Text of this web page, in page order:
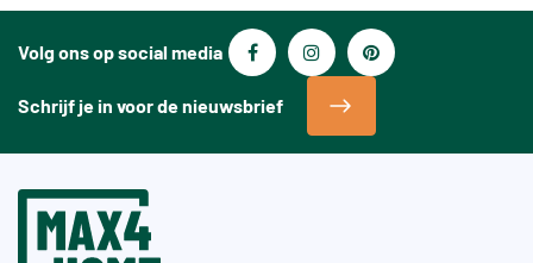
Volg ons op social media
Schrijf je in voor de nieuwsbrief